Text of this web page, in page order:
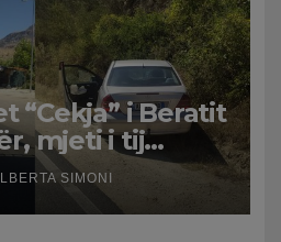
“Cekja” i Beratit
mjeti i tij
atë të klerikut
SIMONI